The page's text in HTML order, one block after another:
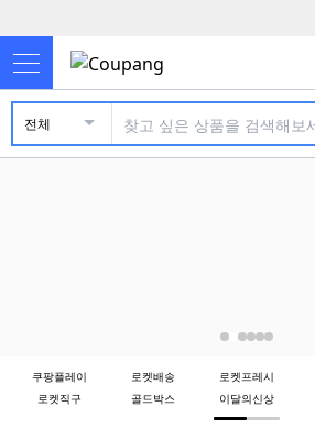
전체
쿠팡플레이 로켓배송 로켓프레시
로켓직구
골드박스 이달의신상